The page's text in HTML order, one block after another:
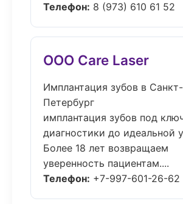
Телефон: 8 (973) 610 61 52
ООО Care Laser
Имплантация зубов в Санкт-
Петербург
имплантация зубов под
диагностики до идеальной
Более 18 лет возвращаем
уверенность пациентам....
Телефон: +7-997-601-26-62